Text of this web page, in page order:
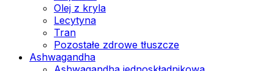
Olej z kryla
Lecytyna
Tran
Pozostałe zdrowe tłuszcze
Ashwagandha